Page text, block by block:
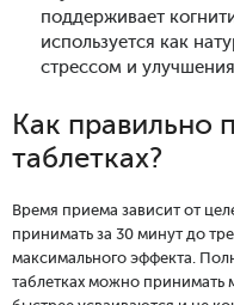
поддерживает
используется как
стрессом и
Как правильно
таблетках?
Время приема зависит от
принимать за 30 минут до
максимального эффекта.
таблетках можно